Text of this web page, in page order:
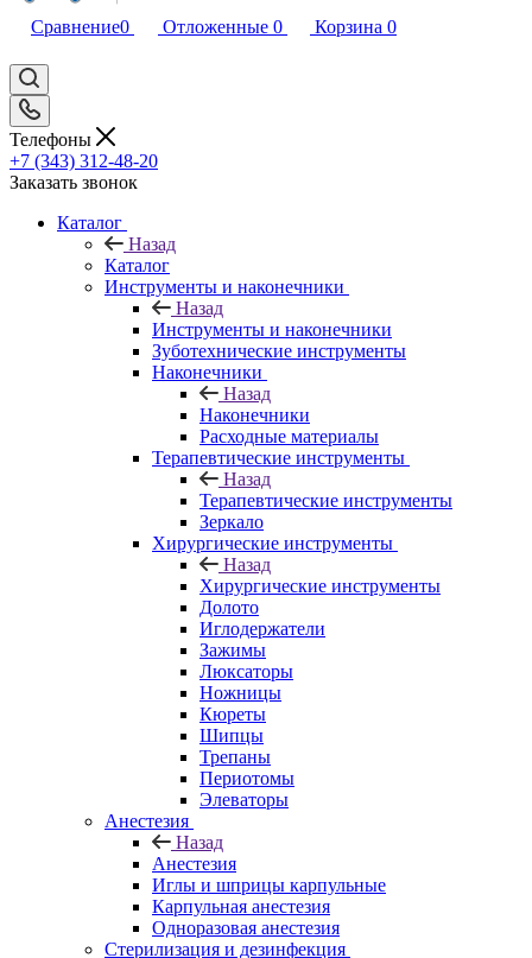
Сравнение0 Отложенные 0 Корзина 0
Телефоны
+7 (343) 312-48-20
Заказать звонок
Каталог
Назад
Каталог
Инструменты и наконечники
Назад
Инструменты и наконечники
Зуботехнические инструменты
Наконечники
Назад
Наконечники
Расходные материалы
Терапевтические инструменты
Назад
Терапевтические инструменты
Зеркало
Хирургические инструменты
Назад
Хирургические инструменты
Долото
Иглодержатели
Зажимы
Люксаторы
Ножницы
Кюреты
Шипцы
Трепаны
Периотомы
Элеваторы
Анестезия
Назад
Анестезия
Иглы и шприцы карпульные
Карпульная анестезия
Одноразовая анестезия
Стерилизация и дезинфекция